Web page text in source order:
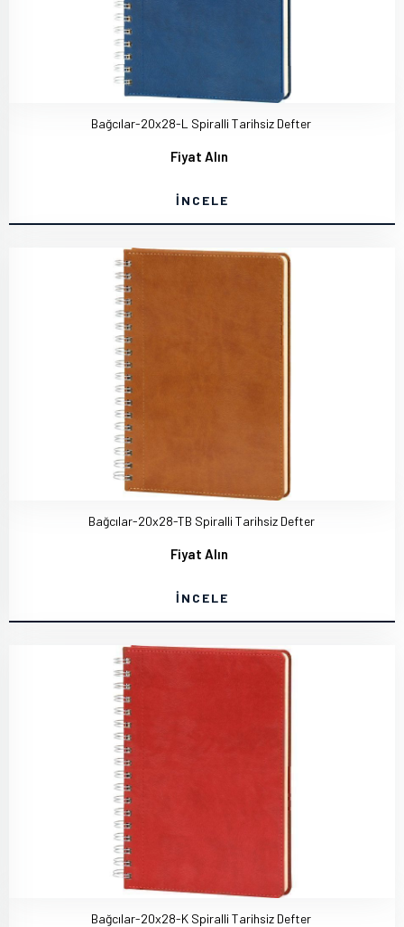
Bağcılar-20x28-L Spiralli Tarihsiz Defter
Fiyat Alın
İNCELE
Bağcılar-20x28-TB Spiralli Tarihsiz Defter
Fiyat Alın
İNCELE
Bağcılar-20x28-K Spiralli Tarihsiz Defter